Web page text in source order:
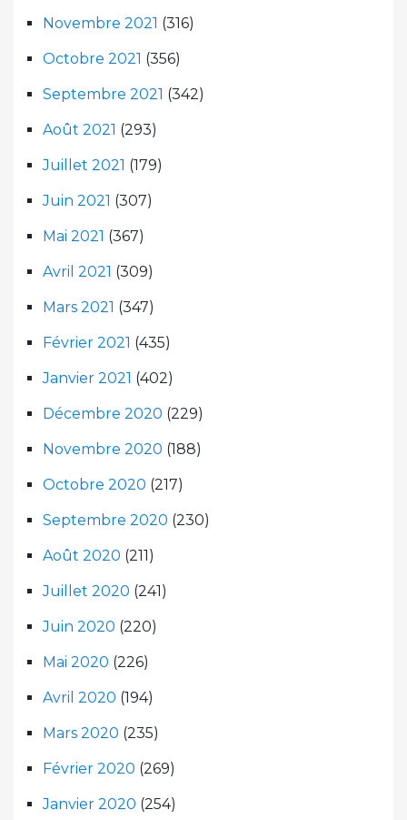
Novembre 2021 (316)
Octobre 2021 (356)
Septembre 2021 (342)
Août 2021 (293)
Juillet 2021 (179)
Juin 2021 (307)
Mai 2021 (367)
Avril 2021 (309)
Mars 2021 (347)
Février 2021 (435)
Janvier 2021 (402)
Décembre 2020 (229)
Novembre 2020 (188)
Octobre 2020 (217)
Septembre 2020 (230)
Août 2020 (211)
Juillet 2020 (241)
Juin 2020 (220)
Mai 2020 (226)
Avril 2020 (194)
Mars 2020 (235)
Février 2020 (269)
Janvier 2020 (254)